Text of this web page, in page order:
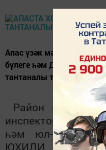
Апас үзәк мәйданында
бүлеге һәм ДНД район
тантаналы тезелү-
Район эчке
инспекторлары,
һәм юл-хәрәкәт
ЮХИДИ